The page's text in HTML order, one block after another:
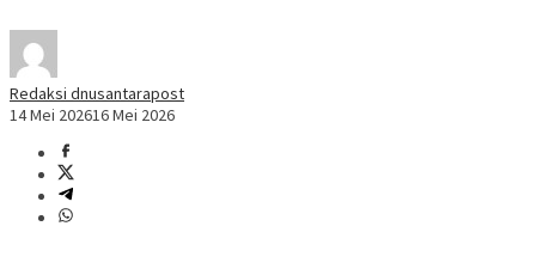
Redaksi dnusantarapost
14 Mei 202616 Mei 2026